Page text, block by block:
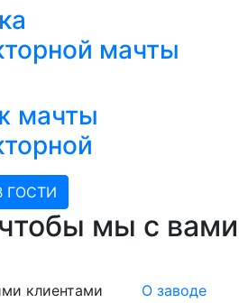
мачты
мачты
ГОСТИ
мы с
клиентами
О заводе